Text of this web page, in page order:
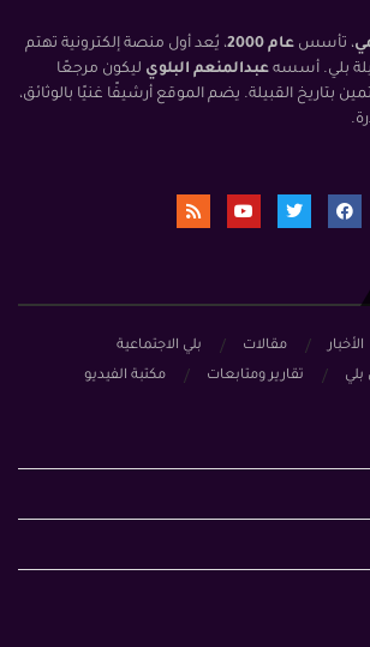
، تأسس عام 2000
، يُعد أول منصة إلكترونية تهتم
بلي. أسسه عبدالمنعم البلوي ليكون مرجعًا
بتاريخ القبيلة. يضم الموقع أرشيفًا غنيًا بالوثائق،
الأخبار مقالات
بلي الاجتماعية
تقارير ومتابعات مكتبة الفيديو